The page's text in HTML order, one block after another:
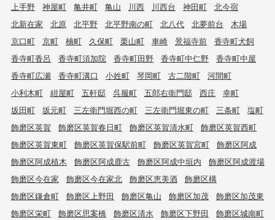
上手野
神屋町 亀井町 亀山 川西 川西台 神田町
北今宿
北新在家
北原 北平野 北平野南の町 北八代 北夢前台
木場
京口町
京町 楠町 久保町 栗山町 車崎 景福寺前
香寺町犬飼
香寺町香呂
香寺町須加院 香寺町田野 香寺町中仁野
香寺町中屋
香寺町広瀬
香寺町溝口 小姓町 琴岡町 古二階町
河間町
小利木町
紺屋町 五軒邸 呉服町 五郎右衛門邸 西庄
幸町
坂田町
坂元町 三左衛門堀西の町 三左衛門堀東の町 三条町
塩町
飾磨区英賀
飾磨区英賀春日町 飾磨区英賀清水町
飾磨区英賀西町
飾磨区英賀東町
飾磨区英賀保駅前町 飾磨区英賀宮町
飾磨区阿成
飾磨区阿成植木
飾磨区阿成鹿古 飾磨区阿成中垣内
飾磨区阿成渡場
飾磨区今在家
飾磨区今在家北 飾磨区恵美酒
飾磨区構
飾磨区鎌倉町
飾磨区上野田 飾磨区亀山 飾磨区加茂
飾磨区加茂東
飾磨区栄町
飾磨区思案橋 飾磨区清水 飾磨区下野田
飾磨区城南町